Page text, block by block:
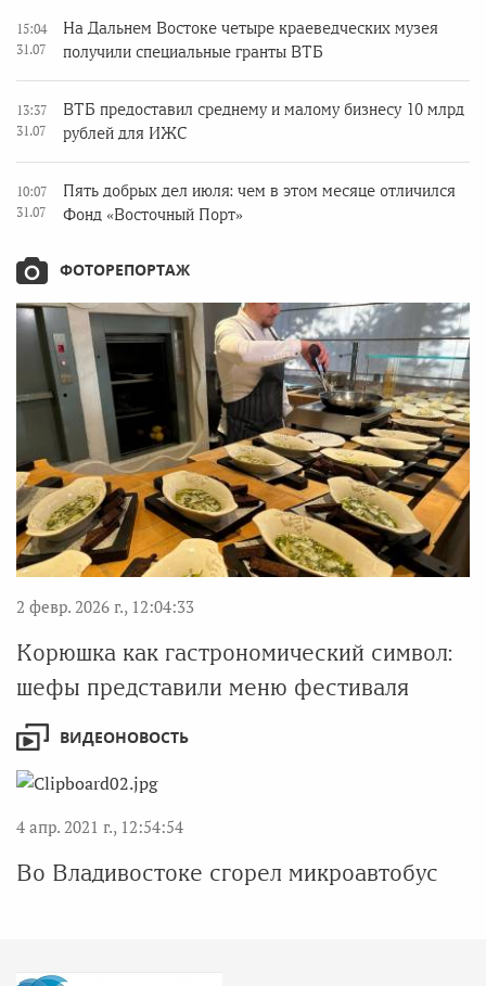
15:04
31.07
На Дальнем Востоке четыре краеведческих музея
получили специальные гранты ВТБ
13:37
31.07
ВТБ предоставил среднему и малому бизнесу 10 млрд
рублей для ИЖС
10:07
31.07
Пять добрых дел июля: чем в этом месяце отличился
Фонд «Восточный Порт»
ФОТОРЕПОРТАЖ
2 февр. 2026 г., 12:04:33
Корюшка как гастрономический символ:
шефы представили меню фестиваля
ВИДЕОНОВОСТЬ
4 апр. 2021 г., 12:54:54
Во Владивостоке сгорел микроавтобус